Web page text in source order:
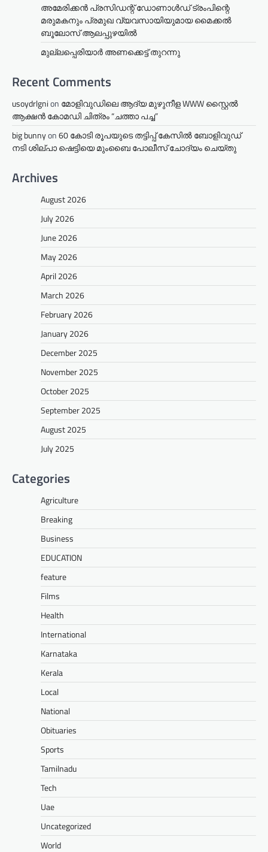
അമേരിക്കൻ പ്രസിഡന്റ് ഡോണാൾഡ് ട്രംപിന്റെ
മരുമകനും പ്രമുഖ വ്യവസായിയുമായ മൈക്കൽ
ബൂലോസ് ആലപ്പുഴയിൽ
മുല്ലപ്പെരിയാര്‍ അണക്കെട്ട് തുറന്നു
Recent Comments
usoydrlgnion മോളിവുഡിലെ ആദ്യ മുഴുനീള WWW സ്റ്റൈൽ
ആക്ഷൻ കോമഡി ചിത്രം “ചത്താ പച്ച”
big bunnyon60 കോടി രൂപയുടെ തട്ടിപ്പ് കേസിൽ ബോളിവുഡ്
നടി ശില്പാ ഷെട്ടിയെ മുംബൈ പോലീസ് ചോദ്യം ചെയ്തു
Archives
August 2026
July 2026
June 2026
May 2026
April 2026
March 2026
February 2026
January 2026
December 2025
November 2025
October 2025
September 2025
August 2025
July 2025
Categories
Agriculture
Breaking
Business
EDUCATION
feature
Films
Health
International
Karnataka
Kerala
Local
National
Obituaries
Sports
Tamilnadu
Tech
Uae
Uncategorized
World